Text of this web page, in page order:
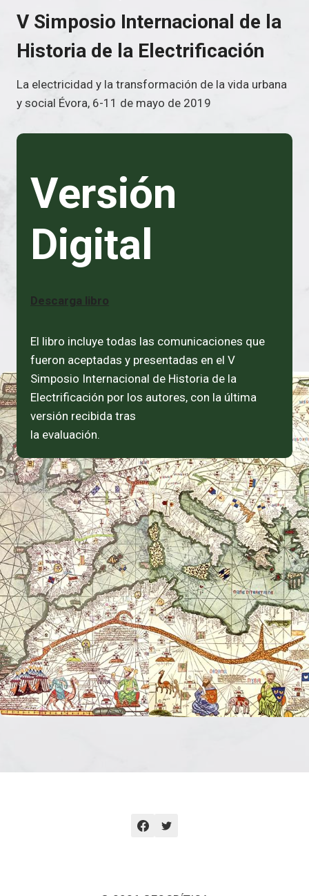
V Simposio Internacional de la
Historia de la Electrificación
La electricidad y la transformación de la vida urbana
y social Évora, 6-11 de mayo de 2019
Versión
Digital
Descarga libro
El libro incluye todas las comunicaciones que
fueron aceptadas y presentadas en el V
Simposio Internacional de Historia de la
Electrificación por los autores, con la última
versión recibida tras
la evaluación.